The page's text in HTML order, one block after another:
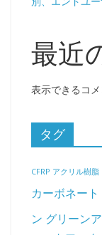
最近
表示できるコメ
タグ
CFRP アクリル樹脂
カーボネート
ン グリーン